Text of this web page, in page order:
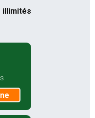
illimités
€